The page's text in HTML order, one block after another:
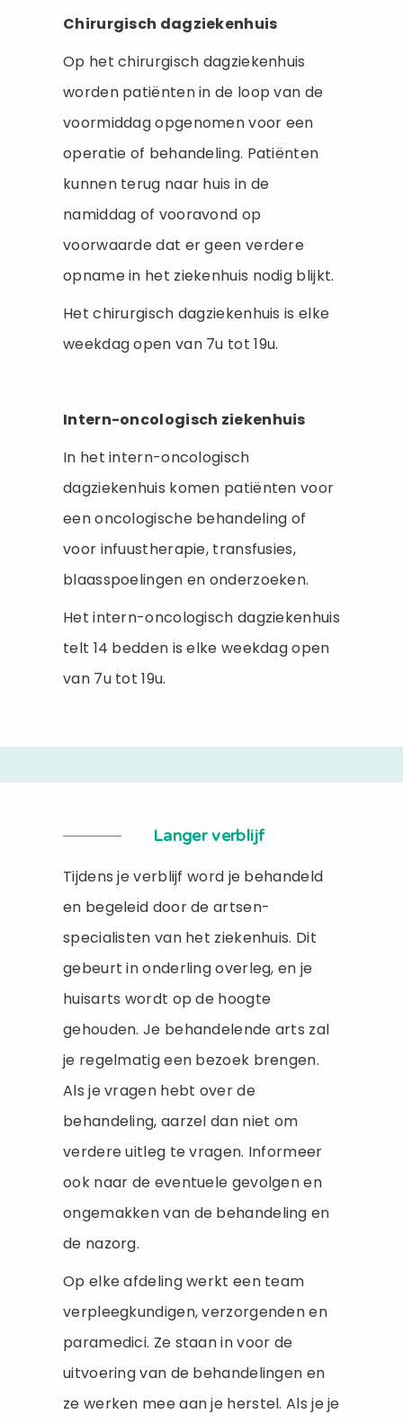
Chirurgisch dagziekenhuis
Op het chirurgisch dagziekenhuis
worden patiënten in de loop van de
voormiddag opgenomen voor een
operatie of behandeling. Patiënten
kunnen terug naar huis in de
namiddag of vooravond op
voorwaarde dat er geen verdere
opname in het ziekenhuis nodig blijkt.
Het chirurgisch dagziekenhuis is elke
weekdag open van 7u tot 19u.
Intern-oncologisch ziekenhuis
In het intern-oncologisch
dagziekenhuis komen patiënten voor
een oncologische behandeling of
voor infuustherapie, transfusies,
blaasspoelingen en onderzoeken.
Het intern-oncologisch dagziekenhuis
telt 14 bedden is elke weekdag open
van 7u tot 19u.
Langer verblijf
Tijdens je verblijf word je behandeld
en begeleid door de artsen-
specialisten van het ziekenhuis. Dit
gebeurt in onderling overleg, en je
huisarts wordt op de hoogte
gehouden. Je behandelende arts zal
je regelmatig een bezoek brengen.
Als je vragen hebt over de
behandeling, aarzel dan niet om
verdere uitleg te vragen. Informeer
ook naar de eventuele gevolgen en
ongemakken van de behandeling en
de nazorg.
Op elke afdeling werkt een team
verpleegkundigen, verzorgenden en
paramedici. Ze staan in voor de
uitvoering van de behandelingen en
ze werken mee aan je herstel. Als je je